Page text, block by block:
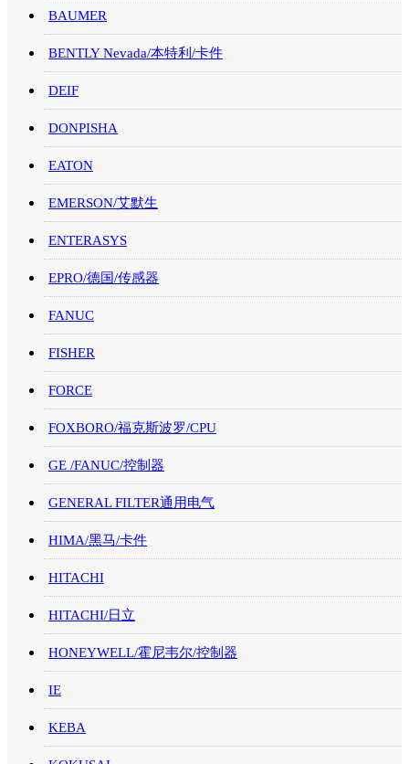
BAUMER
BENTLY Nevada/本特利/卡件
DEIF
DONPISHA
EATON
EMERSON/艾默生
ENTERASYS
EPRO/德国/传感器
FANUC
FISHER
FORCE
FOXBORO/福克斯波罗/CPU
GE /FANUC/控制器
GENERAL FILTER通用电气
HIMA/黑马/卡件
HITACHI
HITACHI/日立
HONEYWELL/霍尼韦尔/控制器
IE
KEBA